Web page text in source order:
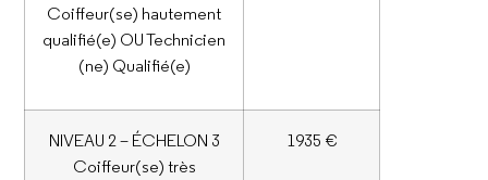
Coiffeur(se) hautement
qualifié(e) OU Technicien
(ne) Qualifié(e)
NIVEAU 2 – ÉCHELON 3
Coiffeur(se) très
1935 €